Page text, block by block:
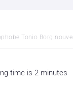
Tonio Borg
time is 2 minutes